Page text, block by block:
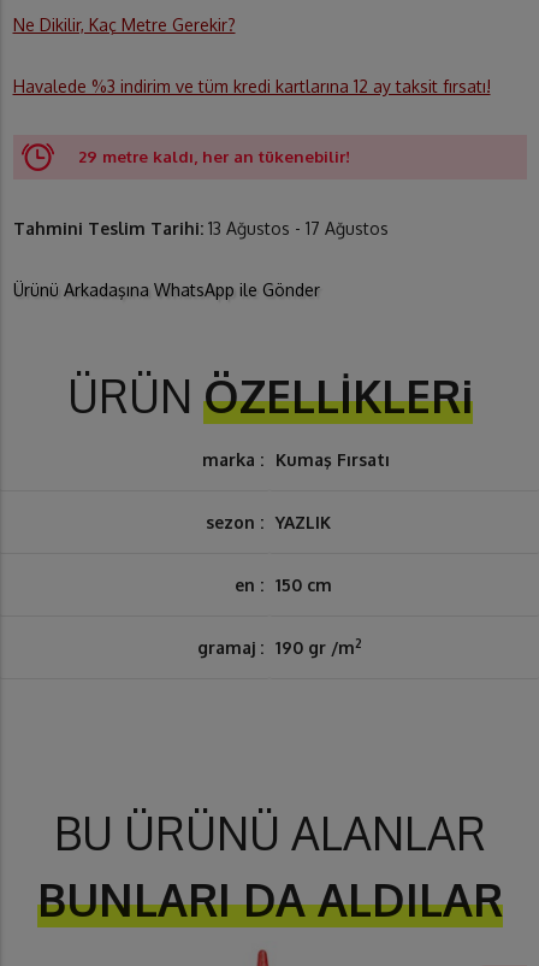
Ne Dikilir, Kaç Metre Gerekir?
Havalede %3 indirim ve tüm kredi kartlarına 12 ay taksit fırsatı!
29 metre kaldı, her an tükenebilir!
Tahmini Teslim Tarihi: 13 Ağustos - 17 Ağustos
Ürünü Arkadaşına WhatsApp ile Gönder
ÜRÜN ÖZELLİKLERi
marka : Kumaş Fırsatı
sezon : YAZLIK
en : 150 cm
gramaj : 190 gr /m2
BU ÜRÜNÜ ALANLAR
BUNLARI DA ALDILAR